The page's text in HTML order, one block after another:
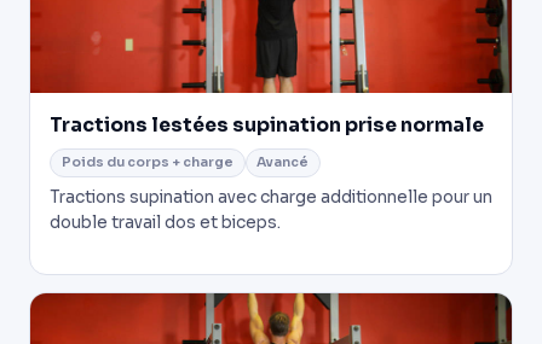
Tractions lestées supination prise normale
Poids du corps + charge Avancé
Tractions supination avec charge additionnelle pour un
double travail dos et biceps.